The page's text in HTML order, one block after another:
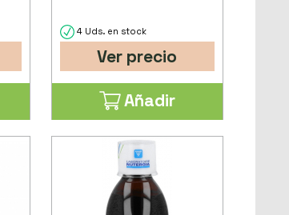
4 Uds. en stock
Ver precio
Añadir